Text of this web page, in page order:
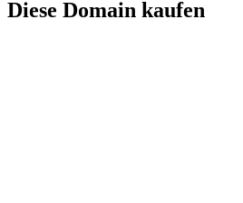
Diese Domain kaufen